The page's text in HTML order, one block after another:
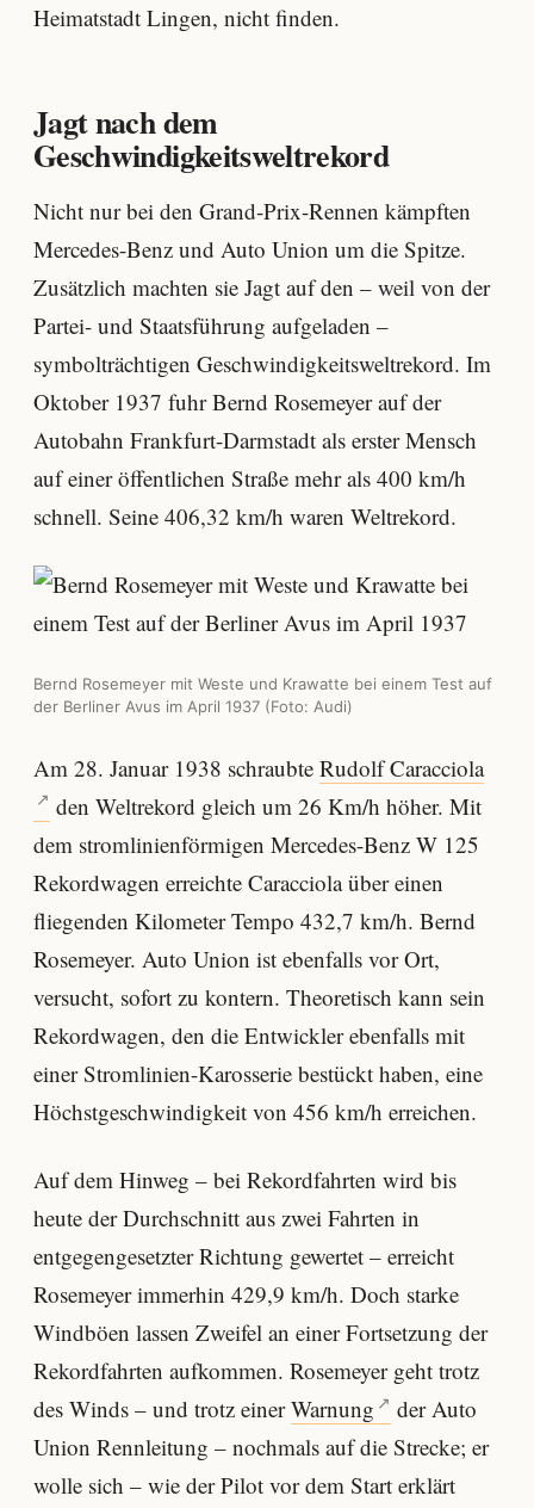
Heimatstadt Lingen, nicht finden.
Jagt nach dem
Geschwindigkeitsweltrekord
Nicht nur bei den Grand-Prix-Rennen kämpften
Mercedes-Benz und Auto Union um die Spitze.
Zusätzlich machten sie Jagt auf den – weil von der
Partei- und Staatsführung aufgeladen –
symbolträchtigen Geschwindigkeitsweltrekord. Im
Oktober 1937 fuhr Bernd Rosemeyer auf der
Autobahn Frankfurt-Darmstadt als erster Mensch
auf einer öffentlichen Straße mehr als 400 km/h
schnell. Seine 406,32 km/h waren Weltrekord.
Bernd Rosemeyer mit Weste und Krawatte bei einem Test auf
der Berliner Avus im April 1937 (Foto: Audi)
Am 28. Januar 1938 schraubte Rudolf Caracciola
den Weltrekord gleich um 26 Km/h höher. Mit
dem stromlinienförmigen Mercedes-Benz W 125
Rekordwagen erreichte Caracciola über einen
fliegenden Kilometer Tempo 432,7 km/h. Bernd
Rosemeyer. Auto Union ist ebenfalls vor Ort,
versucht, sofort zu kontern. Theoretisch kann sein
Rekordwagen, den die Entwickler ebenfalls mit
einer Stromlinien-Karosserie bestückt haben, eine
Höchstgeschwindigkeit von 456 km/h erreichen.
Auf dem Hinweg – bei Rekordfahrten wird bis
heute der Durchschnitt aus zwei Fahrten in
entgegengesetzter Richtung gewertet – erreicht
Rosemeyer immerhin 429,9 km/h. Doch starke
Windböen lassen Zweifel an einer Fortsetzung der
Rekordfahrten aufkommen. Rosemeyer geht trotz
des Winds – und trotz einerWarnung
der Auto
Union Rennleitung – nochmals auf die Strecke; er
wolle sich – wie der Pilot vor dem Start erklärt